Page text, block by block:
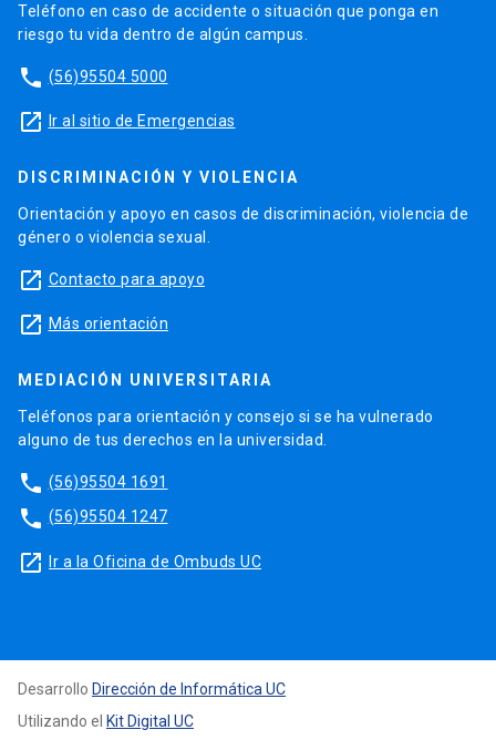
Teléfono en caso de accidente o situación que ponga en
riesgo tu vida dentro de algún campus.
phone (56)95504 5000
launch Ir al sitio de Emergencias
DISCRIMINACIÓN Y VIOLENCIA
Orientación y apoyo en casos de discriminación, violencia de
género o violencia sexual.
launch Contacto para apoyo
launch Más orientación
MEDIACIÓN UNIVERSITARIA
Teléfonos para orientación y consejo si se ha vulnerado
alguno de tus derechos en la universidad.
phone (56)95504 1691
phone (56)95504 1247
launch Ir a la Oficina de Ombuds UC
Desarrollo Dirección de Informática UC
Utilizando el Kit Digital UC